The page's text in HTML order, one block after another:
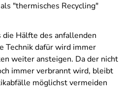
"thermisches Recycling"
Hälfte des anfallenden
Technik dafür wird immer
weiter ansteigen. Da der nicht
immer verbrannt wird, bleibt
möglichst vermeiden